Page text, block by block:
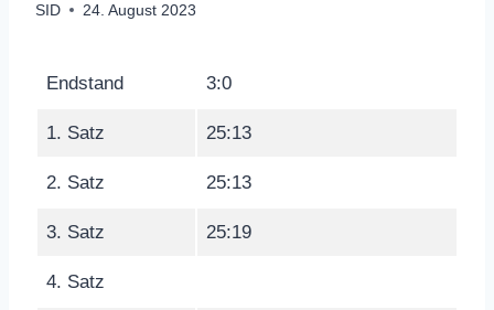
SID 24. August 2023
Endstand 3:0
1. Satz 25:13
2. Satz 25:13
3. Satz 25:19
4. Satz